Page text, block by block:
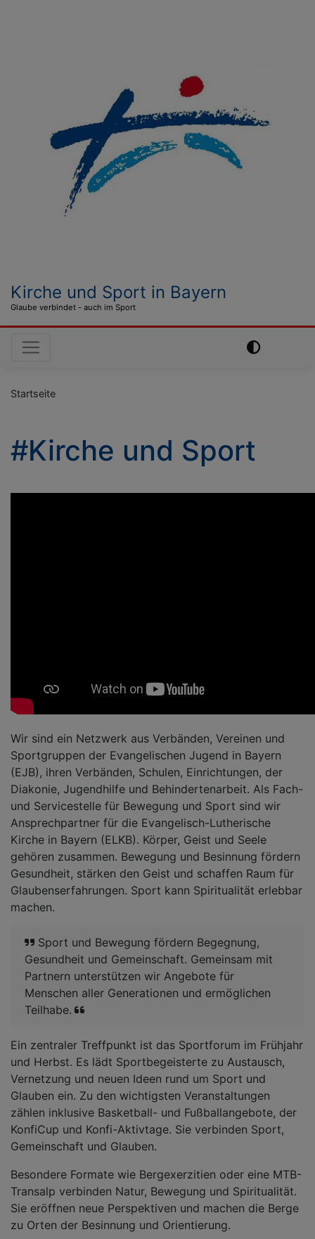
Kirche und Sport in Bayern
Glaube verbindet - auch im Sport
Hauptnavigation
Startseite
#Kirche und Sport
Wir sind ein Netzwerk aus Verbänden, Vereinen und
Sportgruppen der Evangelischen Jugend in Bayern
(EJB), ihren Verbänden, Schulen, Einrichtungen, der
Diakonie, Jugendhilfe und Behindertenarbeit. Als Fach-
und Servicestelle für Bewegung und Sport sind wir
Ansprechpartner für die Evangelisch-Lutherische
Kirche in Bayern (ELKB). Körper, Geist und Seele
gehören zusammen. Bewegung und Besinnung fördern
Gesundheit, stärken den Geist und schaffen Raum für
Glaubenserfahrungen. Sport kann Spiritualität erlebbar
machen.
Sport und Bewegung fördern Begegnung,
Gesundheit und Gemeinschaft. Gemeinsam mit
Partnern unterstützen wir Angebote für
Menschen aller Generationen und ermöglichen
Teilhabe.
Ein zentraler Treffpunkt ist das Sportforum im Frühjahr
und Herbst. Es lädt Sportbegeisterte zu Austausch,
Vernetzung und neuen Ideen rund um Sport und
Glauben ein. Zu den wichtigsten Veranstaltungen
zählen inklusive Basketball- und Fußballangebote, der
KonfiCup und Konfi-Aktivtage. Sie verbinden Sport,
Gemeinschaft und Glauben.
Besondere Formate wie Bergexerzitien oder eine MTB-
Transalp verbinden Natur, Bewegung und Spiritualität.
Sie eröffnen neue Perspektiven und machen die Berge
zu Orten der Besinnung und Orientierung.